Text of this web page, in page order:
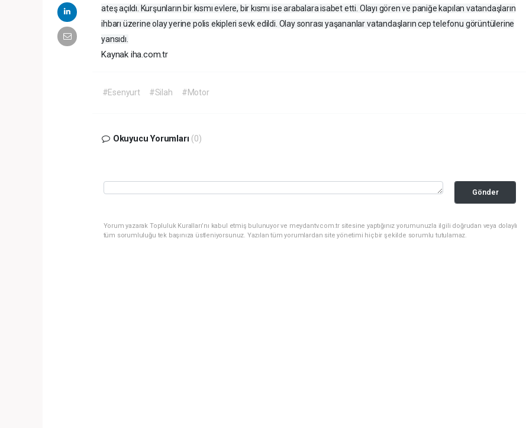
ateş açıldı. Kurşunların bir kısmı evlere, bir kısmı ise arabalara isabet etti. Olayı gören ve paniğe kapılan vatandaşların
ihbarı üzerine olay yerine polis ekipleri sevk edildi. Olay sonrası yaşananlar vatandaşların cep telefonu görüntülerine
yansıdı.
Kaynak iha.com.tr
#Esenyurt #Silah #Motor
Okuyucu Yorumları (0)
Gönder
Yorum yazarak Topluluk Kuralları’nı kabul etmiş bulunuyor ve meydantv.com.tr sitesine yaptığınız yorumunuzla ilgili doğrudan veya dolaylı
tüm sorumluluğu tek başınıza üstleniyorsunuz. Yazılan tüm yorumlardan site yönetimi hiçbir şekilde sorumlu tutulamaz.